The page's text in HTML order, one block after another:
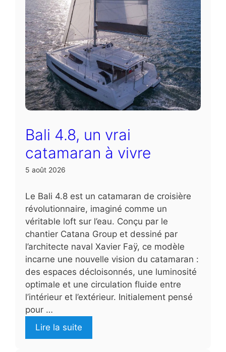
Bali 4.8, un vrai
catamaran à vivre
5 août 2026
Le Bali 4.8 est un catamaran de croisière
révolutionnaire, imaginé comme un
véritable loft sur l’eau. Conçu par le
chantier Catana Group et dessiné par
l’architecte naval Xavier Faÿ, ce modèle
incarne une nouvelle vision du catamaran :
des espaces décloisonnés, une luminosité
optimale et une circulation fluide entre
l’intérieur et l’extérieur. Initialement pensé
pour …
Lire la suite